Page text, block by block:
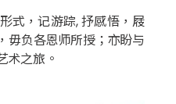
式，记游踪, 抒感悟，屐
毋负各恩师所授；亦盼与
术之旅。